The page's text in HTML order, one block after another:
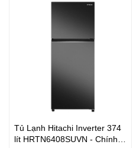
Tủ Lạnh Hitachi Inverter 374
lít HRTN6408SUVN - Chính